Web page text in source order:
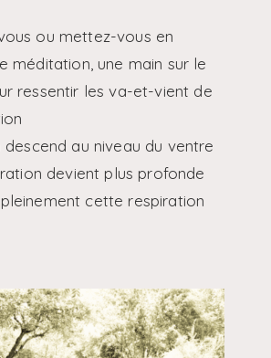
ou mettez-vous en
méditation, une main sur le
ressentir les va-et-vient de
descend au niveau du ventre
devient plus profonde
cette respiration